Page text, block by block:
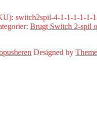
switch2spil-4-1-1-1-1-1-
Brugt Switch 2-spil
Designed by